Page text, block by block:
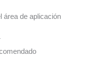
área de aplicación